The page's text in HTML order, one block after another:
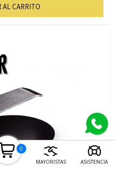
0
MAYORISTAS
ASISTENCIA
AL CARRITO